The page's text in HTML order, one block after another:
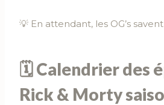
💡 En attendant, les OG’s
🗓️ Calendrier des
Rick & Morty